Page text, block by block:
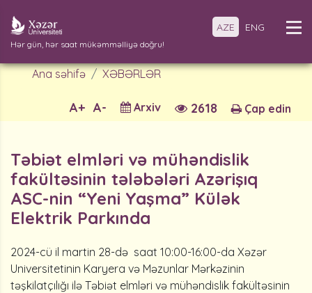
Hər gün, hər saat mükəmməlliyə doğru!
AZE ENG
Ana səhifə XƏBƏRLƏR
Çap edin
2618
Arxiv
A-
A+
Təbiət elmləri və mühəndislik
fakültəsinin tələbələri Azərişıq
ASC-nin “Yeni Yaşma” Külək
Elektrik Parkında
2024-cü il martin 28-də saat 10:00-16:00-da Xəzər
Universitetinin Karyera və Məzunlar Mərkəzinin
təşkilatçılığı ilə Təbiət elmləri və mühəndislik fakültəsinin